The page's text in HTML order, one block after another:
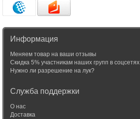
Информация
Меняем товар на ваши отзывы
Скидка 5% участникам наших групп в соцсетях
Нужно ли разрешение на лук?
Служба поддержки
О нас
Доставка